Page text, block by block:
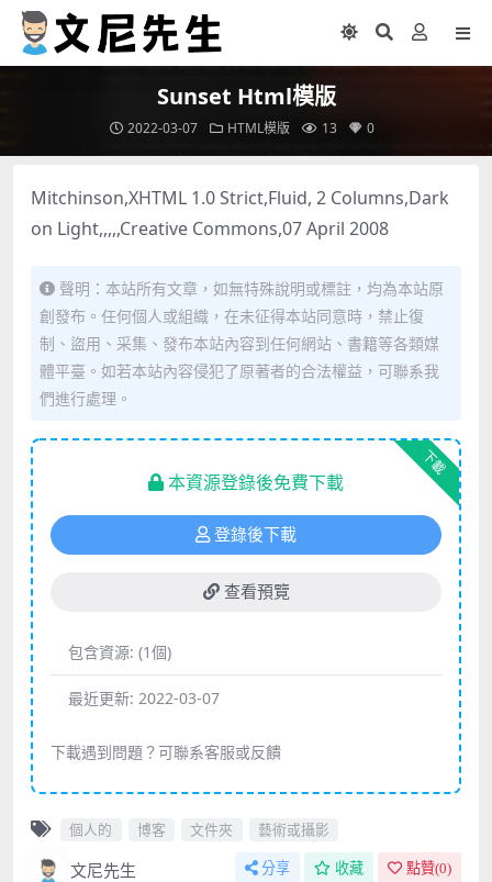
Sunset Html模版
2022-03-07 HTML模版 13 0
Mitchinson,XHTML 1.0 Strict,Fluid, 2 Columns,Dark
on Light,,,,,Creative Commons,07 April 2008
聲明：本站所有文章，如無特殊說明或標註，均為本站原
創發布。任何個人或組織，在未征得本站同意時，禁止復
制、盜用、采集、發布本站內容到任何網站、書籍等各類媒
體平臺。如若本站內容侵犯了原著者的合法權益，可聯系我
們進行處理。
下載
本資源登錄後免費下載
登錄後下載
查看預覽
包含資源: (1個)
最近更新: 2022-03-07
下載遇到問題？可聯系客服或反饋
個人的 博客 文件夾 藝術或攝影
文尼先生 分享 收藏 點贊(0)